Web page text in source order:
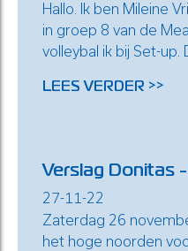
Hallo. Ik ben Mileine
in groep 8 van de
volleybal ik bij Set-up.
LEES VERDER >>
Verslag Donitas -
27-11-22
Zaterdag 26
het hoge noorden